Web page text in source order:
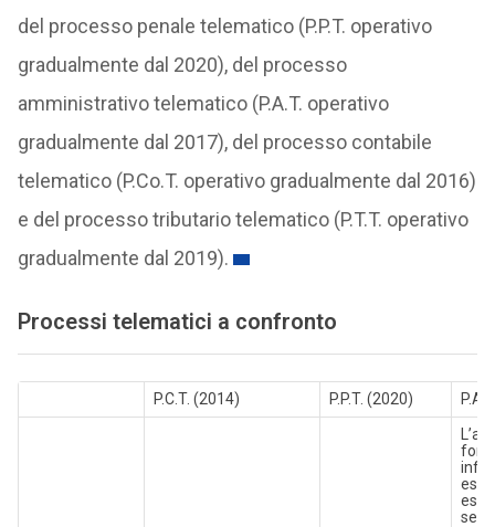
del processo penale telematico (P.P.T. operativo
gradualmente dal 2020), del processo
amministrativo telematico (P.A.T. operativo
gradualmente dal 2017), del processo contabile
telematico (P.Co.T. operativo gradualmente dal 2016)
e del processo tributario telematico (P.T.T. operativo
gradualmente dal 2019).
Processi telematici a confronto
P.C.T. (2014) P.P.T. (2020)